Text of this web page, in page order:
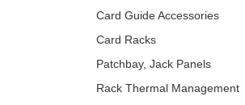
Card Guide Accessories
Card Racks
Patchbay, Jack Panels
Rack Thermal Management